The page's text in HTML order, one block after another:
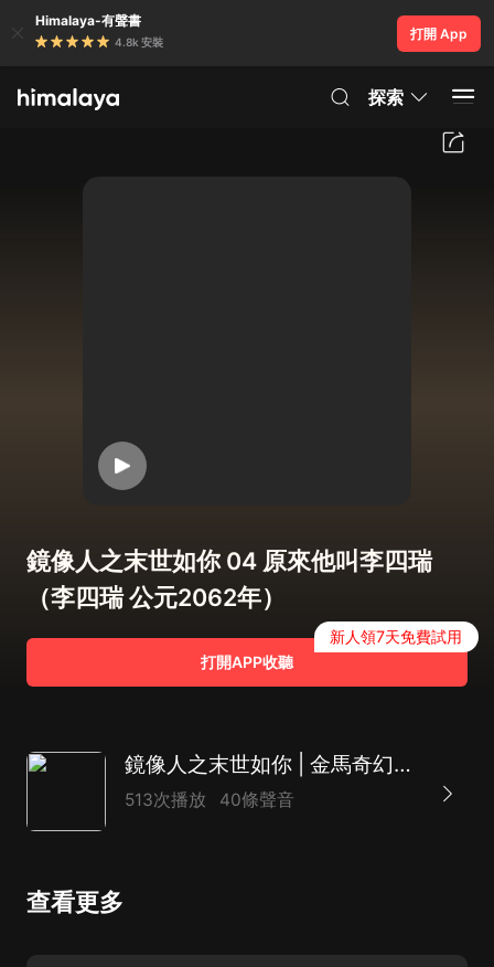
Himalaya-有聲書
4.8k 安裝
打開 App
探索
鏡像人之末世如你 04 原來他叫李四瑞
（李四瑞 公元2062年）
打開APP收聽
新人領7天免費試用
鏡像人之末世如你 | 金馬奇幻影展參展電影同名原著小說
513次播放 40條聲音
查看更多